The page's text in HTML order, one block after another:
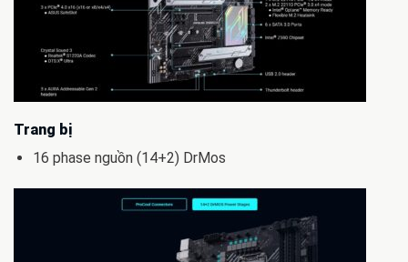
Trang bị
16 phase nguồn (14+2) DrMos